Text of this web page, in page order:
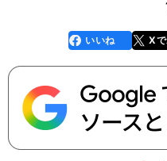
faceboo
k
いいね X